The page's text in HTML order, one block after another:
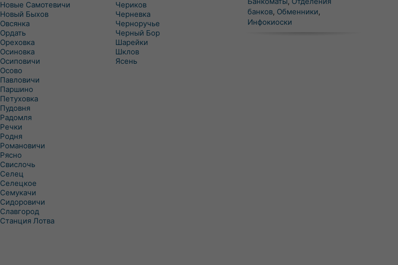
Новые Самотевичи
Новый Быхов
Овсянка
Ордать
Ореховка
Осиновка
Осиповичи
Осово
Павловичи
Паршино
Петуховка
Пудовня
Радомля
Речки
Родня
Романовичи
Рясно
Свислочь
Селец
Селецкое
Семукачи
Сидоровичи
Славгород
Станция Лотва
Чериков
Черневка
Черноручье
Черный Бор
Шарейки
Шклов
Ясень
банков, Обменники,
Инфокиоски